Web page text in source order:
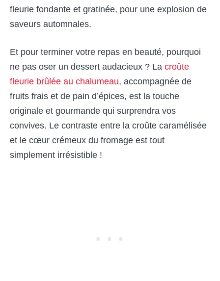
fleurie fondante et gratinée, pour une explosion de
saveurs automnales.
Et pour terminer votre repas en beauté, pourquoi
ne pas oser un dessert audacieux ? La croûte
fleurie brûlée au chalumeau, accompagnée de
fruits frais et de pain d’épices, est la touche
originale et gourmande qui surprendra vos
convives. Le contraste entre la croûte caramélisée
et le cœur crémeux du fromage est tout
simplement irrésistible !